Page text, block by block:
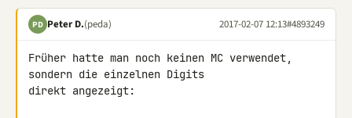
PD Peter D.(peda) 2017-02-07 12:13#4893249
Früher hatte man noch keinen MC verwendet,
sondern die einzelnen Digits
direkt angezeigt: